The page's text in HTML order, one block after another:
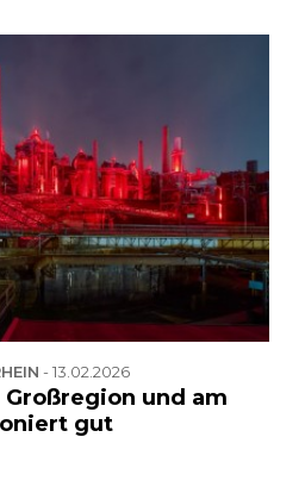
-13.02.2026
und am
gut